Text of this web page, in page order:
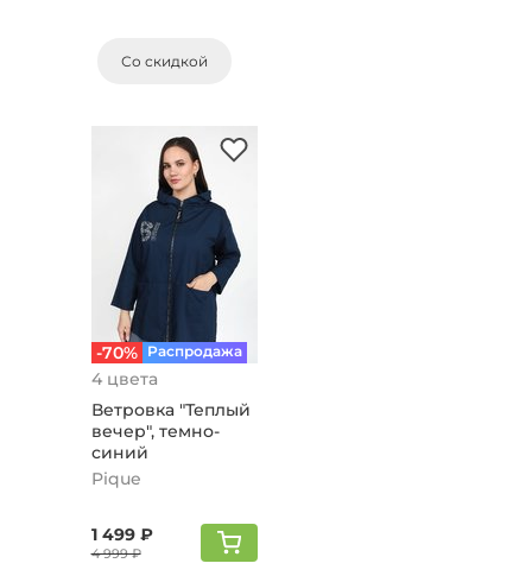
Со скидкой
-70% Распродажа
4 цвета
Ветровка "Теплый
вечер", темно-
синий
Pique
1 499 ₽
4 999 ₽